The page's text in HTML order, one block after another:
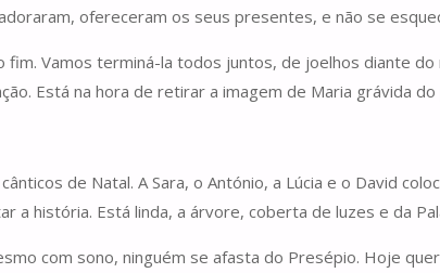
ofereceram os seus presentes, e não se
fim. Vamos terminá-la todos juntos, de joelhos diante
Está na hora de retirar a imagem de Maria grávida
de Natal. A Sara, o António, a Lúcia e o David
a história. Está linda, a árvore, coberta de luzes e da
com sono, ninguém se afasta do Presépio. Hoje